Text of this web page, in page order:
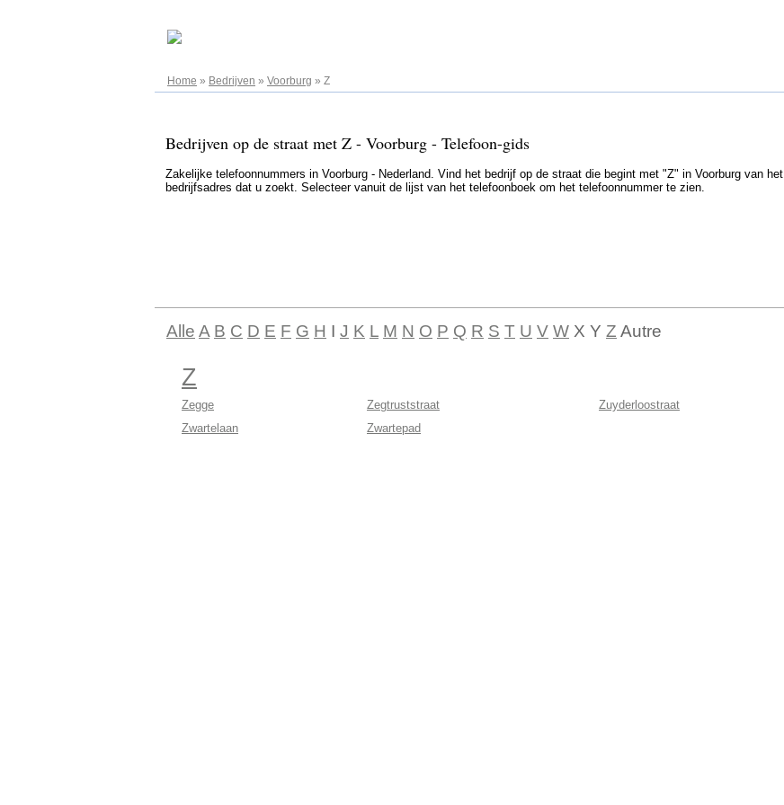
Home » Bedrijven » Voorburg » Z
Bedrijven op de straat met Z - Voorburg - Telefoon-gids
Zakelijke telefoonnummers in Voorburg - Nederland. Vind het bedrijf op de straat die begint met "Z" in Voorburg van het
bedrijfsadres dat u zoekt. Selecteer vanuit de lijst van het telefoonboek om het telefoonnummer te zien.
Alle A B C D E F G H I J K L M N O P Q R S T U V W X Y Z Autre
Z
Zegge Zegtruststraat
Zuyderloostraat
Zwartelaan
Zwartepad